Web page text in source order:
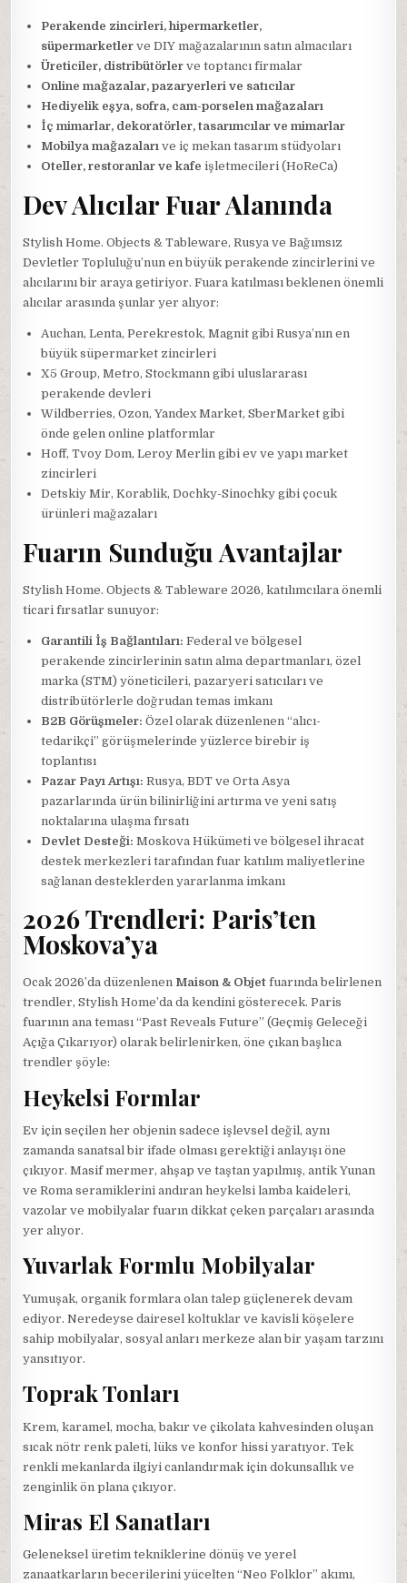
Perakende zincirleri, hipermarketler,
süpermarketler ve DIY mağazalarının satın almacıları
Üreticiler, distribütörler ve toptancı firmalar
Online mağazalar, pazaryerleri ve satıcılar
Hediyelik eşya, sofra, cam-porselen mağazaları
İç mimarlar, dekoratörler, tasarımcılar ve mimarlar
Mobilya mağazaları ve iç mekan tasarım stüdyoları
Oteller, restoranlar ve kafe işletmecileri (HoReCa)
Dev Alıcılar Fuar Alanında
Stylish Home. Objects & Tableware, Rusya ve Bağımsız
Devletler Topluluğu’nun en büyük perakende zincirlerini ve
alıcılarını bir araya getiriyor. Fuara katılması beklenen önemli
alıcılar arasında şunlar yer alıyor:
Auchan, Lenta, Perekrestok, Magnit gibi Rusya’nın en
büyük süpermarket zincirleri
X5 Group, Metro, Stockmann gibi uluslararası
perakende devleri
Wildberries, Ozon, Yandex Market, SberMarket gibi
önde gelen online platformlar
Hoff, Tvoy Dom, Leroy Merlin gibi ev ve yapı market
zincirleri
Detskiy Mir, Korablik, Dochky-Sinochky gibi çocuk
ürünleri mağazaları
Fuarın Sunduğu Avantajlar
Stylish Home. Objects & Tableware 2026, katılımcılara önemli
ticari fırsatlar sunuyor:
Garantili İş Bağlantıları: Federal ve bölgesel
perakende zincirlerinin satın alma departmanları, özel
marka (STM) yöneticileri, pazaryeri satıcıları ve
distribütörlerle doğrudan temas imkanı
B2B Görüşmeler: Özel olarak düzenlenen “alıcı-
tedarikçi” görüşmelerinde yüzlerce birebir iş
toplantısı
Pazar Payı Artışı: Rusya, BDT ve Orta Asya
pazarlarında ürün bilinirliğini artırma ve yeni satış
noktalarına ulaşma fırsatı
Devlet Desteği: Moskova Hükümeti ve bölgesel ihracat
destek merkezleri tarafından fuar katılım maliyetlerine
sağlanan desteklerden yararlanma imkanı
2026 Trendleri: Paris’ten
Moskova’ya
Ocak 2026’da düzenlenen Maison & Objet fuarında belirlenen
trendler, Stylish Home’da da kendini gösterecek. Paris
fuarının ana teması “Past Reveals Future” (Geçmiş Geleceği
Açığa Çıkarıyor) olarak belirlenirken, öne çıkan başlıca
trendler şöyle:
Heykelsi Formlar
Ev için seçilen her objenin sadece işlevsel değil, aynı
zamanda sanatsal bir ifade olması gerektiği anlayışı öne
çıkıyor. Masif mermer, ahşap ve taştan yapılmış, antik Yunan
ve Roma seramiklerini andıran heykelsi lamba kaideleri,
vazolar ve mobilyalar fuarın dikkat çeken parçaları arasında
yer alıyor.
Yuvarlak Formlu Mobilyalar
Yumuşak, organik formlara olan talep güçlenerek devam
ediyor. Neredeyse dairesel koltuklar ve kavisli köşelere
sahip mobilyalar, sosyal anları merkeze alan bir yaşam tarzını
yansıtıyor.
Toprak Tonları
Krem, karamel, mocha, bakır ve çikolata kahvesinden oluşan
sıcak nötr renk paleti, lüks ve konfor hissi yaratıyor. Tek
renkli mekanlarda ilgiyi canlandırmak için dokunsallık ve
zenginlik ön plana çıkıyor.
Miras El Sanatları
Geleneksel üretim tekniklerine dönüş ve yerel
zanaatkarların becerilerini yücelten “Neo Folklor” akımı,